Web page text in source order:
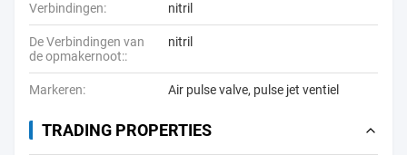
Verbindingen: nitril
De Verbindingen van
de opmakernoot::
nitril
Markeren: Air pulse valve, pulse jet ventiel
TRADING PROPERTIES